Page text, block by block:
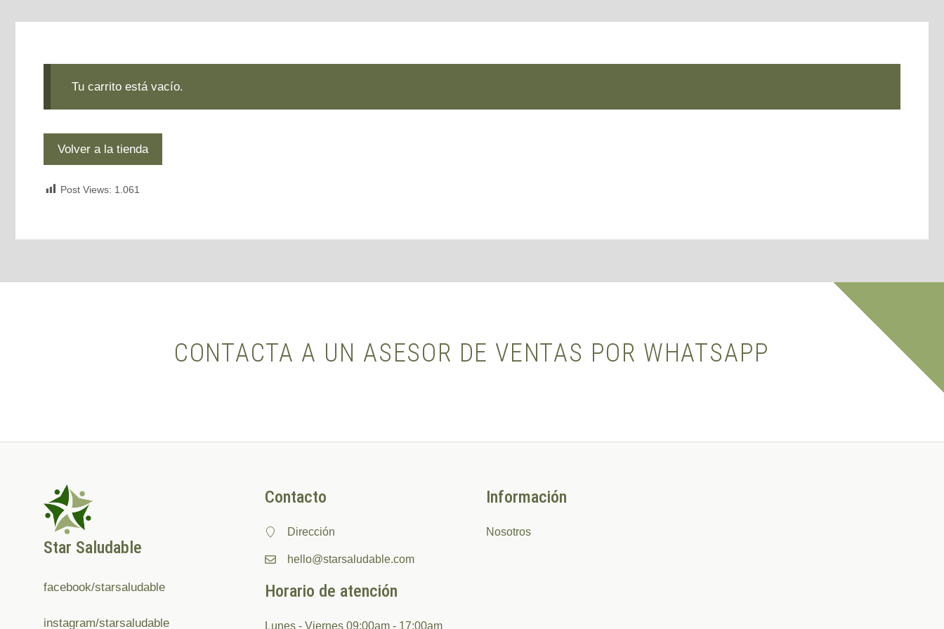
Tu carrito está vacío.
Volver a la tienda
Post Views: 1.061
CONTACTA A UN ASESOR DE VENTAS POR WHATSAPP
Star Saludable
facebook/starsaludable
instagram/starsaludable
Contacto
Dirección
hello@starsaludable.com
Horario de atención
Lunes - Viernes 09:00am - 17:00am
Información
Nosotros